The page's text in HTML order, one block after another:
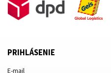
PRIHLÁSENIE
E-mail